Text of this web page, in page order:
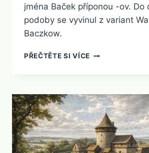
jména Baček příponou -ov. Do
podoby se vyvinul z variant
Baczkow.
PŘEČTĚTE SI VÍCEBAČKOV